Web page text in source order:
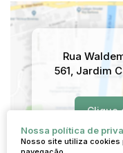
Nossa política de
Nosso site utiliza cookies
Rua
561, Jardim
Clique